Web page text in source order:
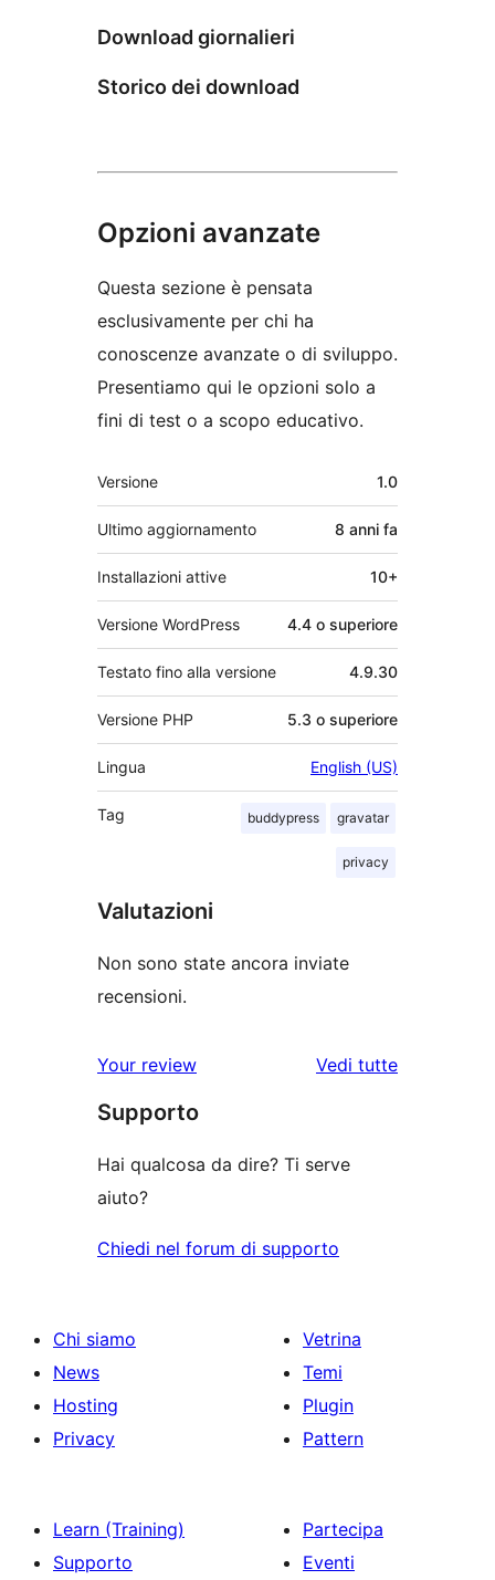
Download giornalieri
Storico dei download
Opzioni avanzate
Questa sezione è pensata
esclusivamente per chi ha
conoscenze avanzate o di sviluppo.
Presentiamo qui le opzioni solo a
fini di test o a scopo educativo.
Meta
Versione 1.0
Ultimo aggiornamento 8 anni fa
Installazioni attive 10+
Versione WordPress 4.4 o superiore
Testato fino alla versione 4.9.30
Versione PHP 5.3 o superiore
Lingua English (US)
Tag buddypress gravatar
privacy
Valutazioni
Non sono state ancora inviate
recensioni.
Your review Vedi tuttele
Supporto
Hai qualcosa da dire? Ti serve
aiuto?
Chiedi nel forum di supporto
Chi siamo
News
Hosting
Privacy
Vetrina
Temi
Plugin
Pattern
Learn (Training)
Supporto
Partecipa
Eventi